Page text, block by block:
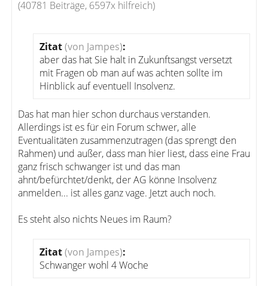
(40781 Beiträge, 6597x hilfreich)
Zitat(von Jampes):
aber das hat Sie halt in Zukunftsangst versetzt
mit Fragen ob man auf was achten sollte im
Hinblick auf eventuell Insolvenz.
Das hat man hier schon durchaus verstanden.
Allerdings ist es für ein Forum schwer, alle
Eventualitäten zusammenzutragen (das sprengt den
Rahmen) und außer, dass man hier liest, dass eine Frau
ganz frisch schwanger ist und das man
ahnt/befürchtet/denkt, der AG könne Insolvenz
anmelden... ist alles ganz vage. Jetzt auch noch.
Es steht also nichts Neues im Raum?
Zitat(von Jampes):
Schwanger wohl 4 Woche